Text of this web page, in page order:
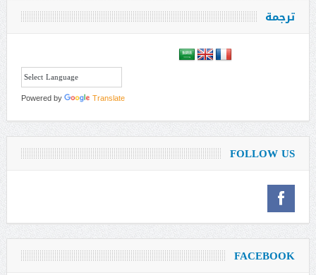
ترجمة
Powered by Translate
FOLLOW US
FACEBOOK